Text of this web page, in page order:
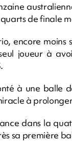
de finale
encore
joueur à
à une balle
à
dans la
sa première